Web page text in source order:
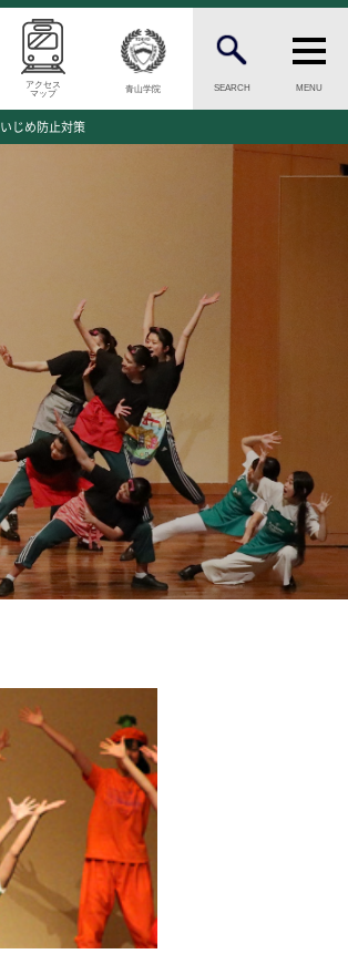
アクセス
マップ
青山学院 SEARCH MENU
INFORMATION
アクセスマップ
緊急・災害時の対応
ご支援をお考えの方へ
同窓会
ENGLISHページ
個人情報保護への取り組み
このサイトについて
採用情報
地の塩、世の光（スクール・モットー）
いじめ防止対策